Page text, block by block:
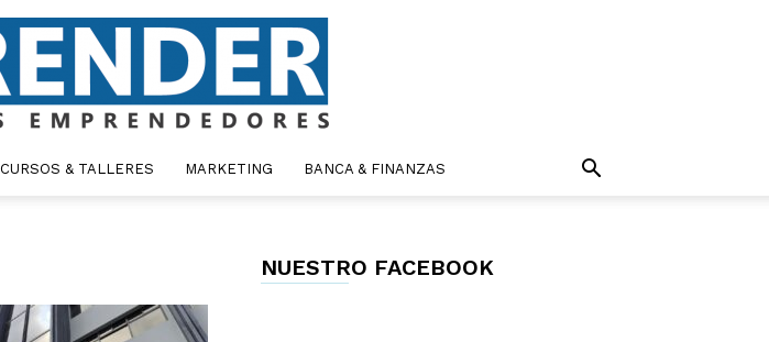
CURSOS & TALLERES MARKETING BANCA & FINANZAS
NUESTRO FACEBOOK